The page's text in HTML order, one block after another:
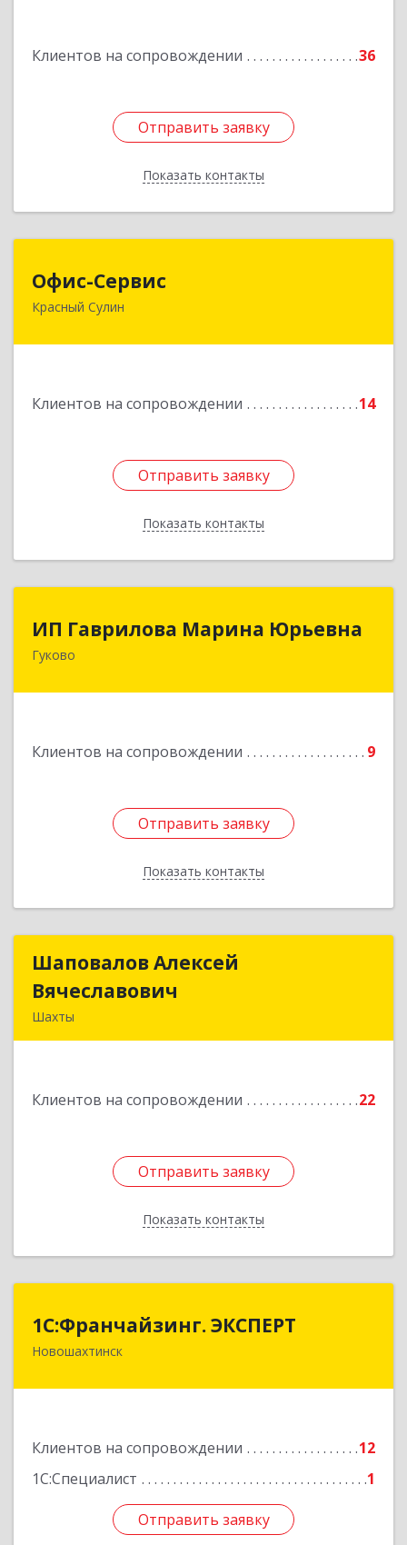
Клиентов на сопровождении 36
Отправить заявку
Показать контакты
Отправить заявку
Назад
Офис-Сервис
Красный Сулин
Клиентов на сопровождении 14
Отправить заявку
Показать контакты
346350, Ростовская обл, р-н Красносулинский,
Отправить заявку
Назад
ИП Гаврилова Марина Юрьевна
Гуково
Клиентов на сопровождении 9
Отправить заявку
Показать контакты
Отправить заявку
Назад
Шаповалов Алексей
Вячеславович
Шахты
Клиентов на сопровождении 22
Отправить заявку
Показать контакты
Шаповалов Алексей
Отправить заявку
Назад
1С:Франчайзинг. ЭКСПЕРТ
Новошахтинск
Клиентов на сопровождении
12
1С:Специалист
1
Отправить заявку
1С:Франчайзинг. ЭКСПЕРТ
346901, Ростовская обл, Новошахтинск г,
Отправить заявку